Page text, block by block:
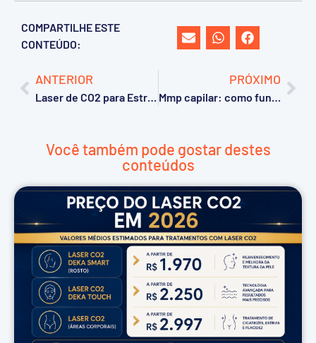
COMPARTILHE ESTE
CONTEÚDO:
ANTERIOR
Laser de CO2 para Estrias na Mama: Como Funciona o Tratamento e Quais os Resultados?
PRÓXIMO
Mmp capilar: como funciona e quando optar pelo método
Você também pode gostar destes
conteúdos